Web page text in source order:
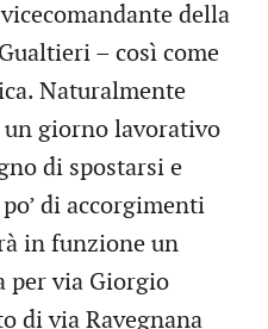
della
– così come
Naturalmente
un giorno lavorativo
di spostarsi e
di accorgimenti
in funzione un
per via Giorgio
di via Ravegnana